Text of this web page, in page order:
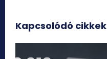
Kapcsolódó cikkek